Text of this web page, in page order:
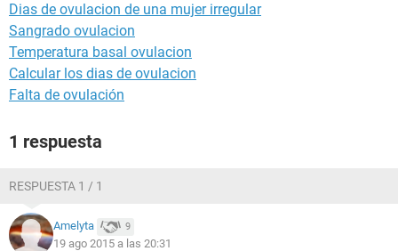
Dias de ovulacion de una mujer irregular
Sangrado ovulacion
Temperatura basal ovulacion
Calcular los dias de ovulacion
Falta de ovulación
1 respuesta
RESPUESTA 1 / 1
Amelyta 9
19 ago 2015 a las 20:31